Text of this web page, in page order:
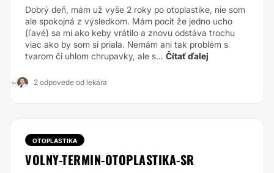
Dobrý deň, mám už vyše 2 roky po otoplastike, nie som
ale spokojná z výsledkom. Mám pocit že jedno ucho
(ľavé) sa mi ako keby vrátilo a znovu odstáva trochu
viac ako by som si priala. Nemám ani tak problém s
tvarom či uhlom chrupavky, ale s... Čítať ďalej
2 odpovede od lekára
OTOPLASTIKA
VOLNY-TERMIN-OTOPLASTIKA-SR